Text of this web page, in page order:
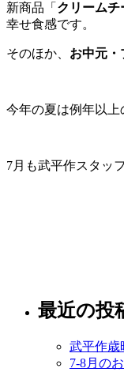
新商品「 クリーム
幸せ食感です。
そのほか、 お中元・
今年の夏は例年以上
7月も武平作スタッ
最近の投
武平作
7-8月の